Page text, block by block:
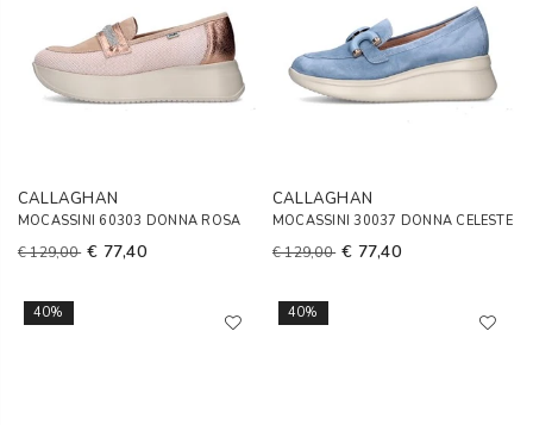
CALLAGHAN
MOCASSINI 60303 DONNA ROSA
€ 129,00 € 77,40
CALLAGHAN
MOCASSINI 30037 DONNA CELESTE
€ 129,00 € 77,40
40% 40%